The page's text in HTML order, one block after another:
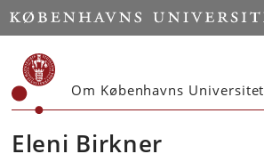
Start
Om Københavns Universitet
Eleni Birkner